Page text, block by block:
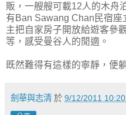
販，一艘艘可載12人的木舟
有Ban Sawang Chan民宿
主把自家房子開放給遊客參
等，感受曼谷人的閒適。
既然難得有這樣的寧靜，便
劍華與志清 於 9/12/2011